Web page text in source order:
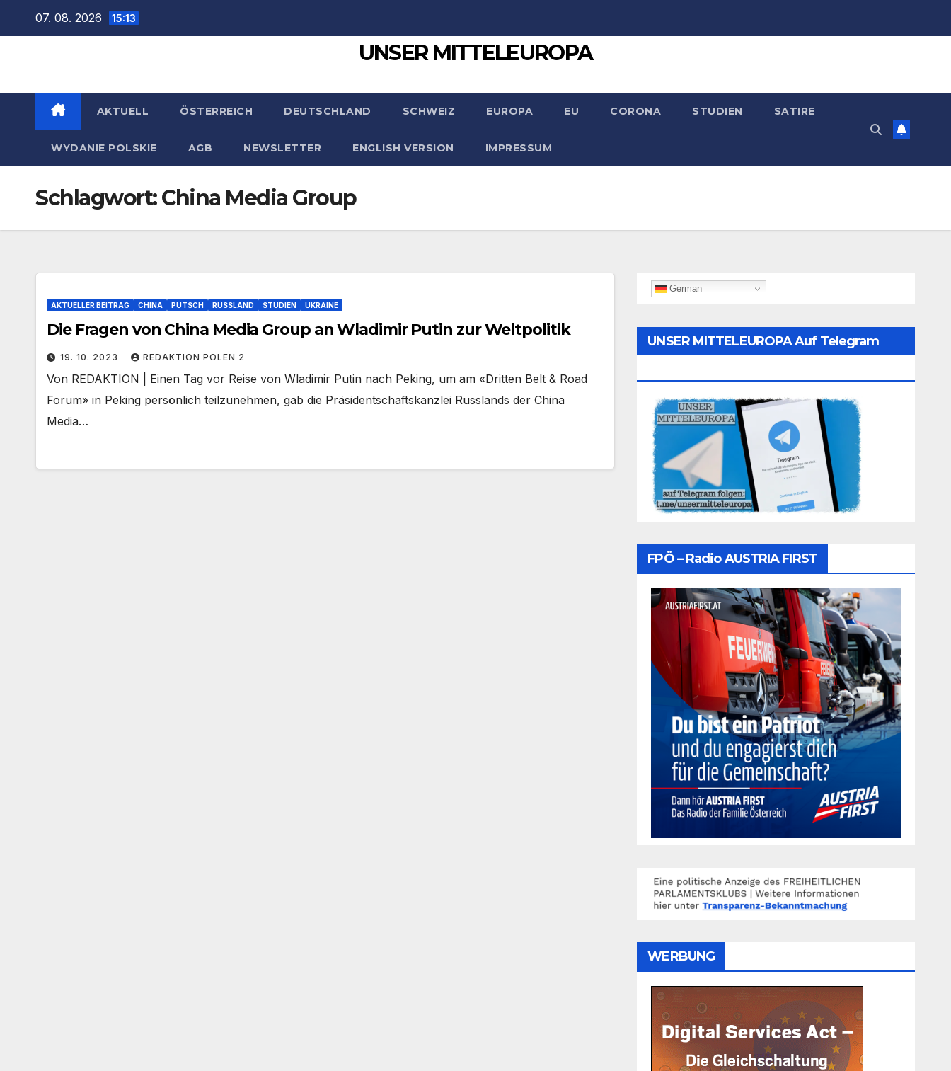
07. 08. 2026 15:13
UNSER MITTELEUROPA
AKTUELL ÖSTERREICH DEUTSCHLAND SCHWEIZ EUROPA EU CORONA STUDIEN SATIRE
WYDANIE POLSKIE AGB NEWSLETTER ENGLISH VERSION IMPRESSUM
Schlagwort:China Media Group
AKTUELLER BEITRAG CHINA PUTSCH RUSSLAND STUDIEN UKRAINE
Die Fragen von China Media Group an Wladimir Putin zur Weltpolitik
19. 10. 2023 REDAKTION POLEN 2
Von REDAKTION | Einen Tag vor Reise von Wladimir Putin nach Peking, um am «Dritten Belt & Road
Forum» in Peking persönlich teilzunehmen, gab die Präsidentschaftskanzlei Russlands der China
Media…
German
UNSER MITTELEUROPA Auf Telegram
FPÖ – Radio AUSTRIA FIRST
WERBUNG